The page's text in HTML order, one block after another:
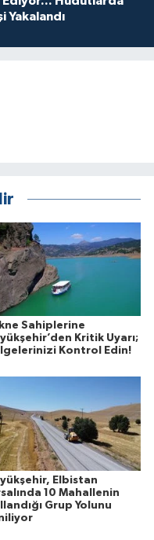
Yakalandı
Sahiplerine
Kritik Uyarı;
Kontrol Edin!
Elbistan
10 Mahallenin
Grup Yolunu